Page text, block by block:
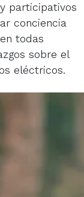
participativos
conciencia
todas
sobre el
eléctricos.